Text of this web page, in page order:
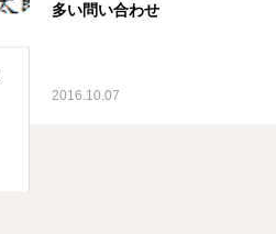
多い問い合わせ
2016.10.07